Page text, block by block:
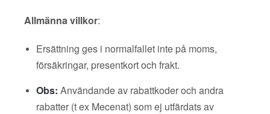
Allmänna villkor:
Ersättning ges i normalfallet inte på moms,
försäkringar, presentkort och frakt.
Obs: Användande av rabattkoder och andra
rabatter (t ex Mecenat) som ej utfärdats av